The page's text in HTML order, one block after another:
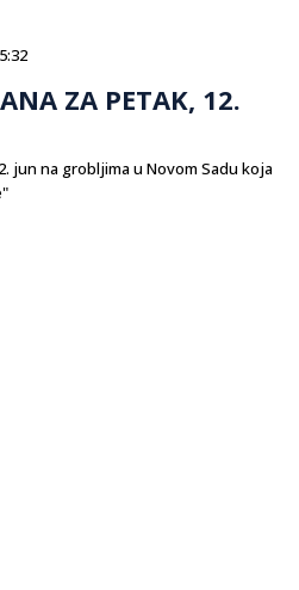
ZA PETAK, 12.
jun na grobljima u Novom Sadu koja